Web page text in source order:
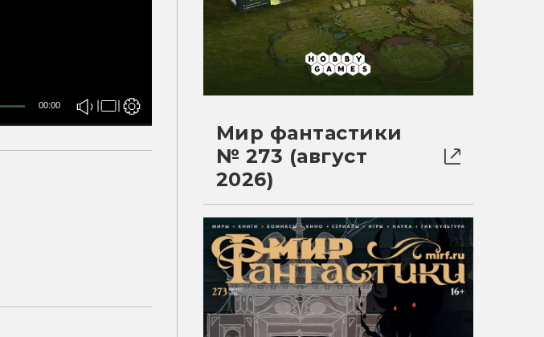
00:00
Мир фантастики
№ 273 (август
2026)